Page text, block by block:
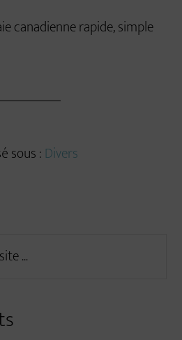
canadienne rapide, simple
sous : Divers